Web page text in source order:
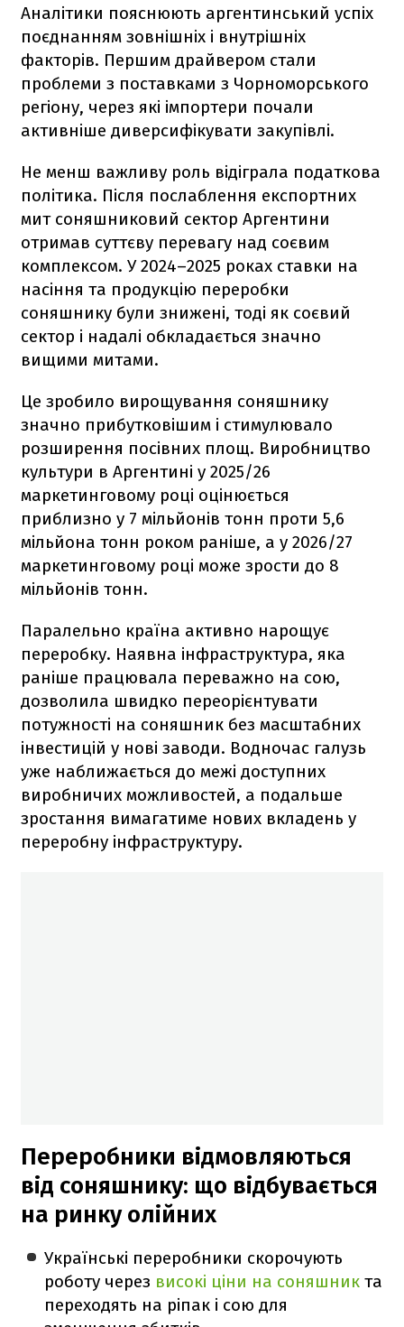
Аналітики пояснюють аргентинський успіх
поєднанням зовнішніх і внутрішніх
факторів. Першим драйвером стали
проблеми з поставками з Чорноморського
регіону, через які імпортери почали
активніше диверсифікувати закупівлі.
Не менш важливу роль відіграла податкова
політика. Після послаблення експортних
мит соняшниковий сектор Аргентини
отримав суттєву перевагу над соєвим
комплексом. У 2024–2025 роках ставки на
насіння та продукцію переробки
соняшнику були знижені, тоді як соєвий
сектор і надалі обкладається значно
вищими митами.
Це зробило вирощування соняшнику
значно прибутковішим і стимулювало
розширення посівних площ. Виробництво
культури в Аргентині у 2025/26
маркетинговому році оцінюється
приблизно у 7 мільйонів тонн проти 5,6
мільйона тонн роком раніше, а у 2026/27
маркетинговому році може зрости до 8
мільйонів тонн.
Паралельно країна активно нарощує
переробку. Наявна інфраструктура, яка
раніше працювала переважно на сою,
дозволила швидко переорієнтувати
потужності на соняшник без масштабних
інвестицій у нові заводи. Водночас галузь
уже наближається до межі доступних
виробничих можливостей, а подальше
зростання вимагатиме нових вкладень у
переробну інфраструктуру.
Переробники відмовляються
від соняшнику: що відбувається
на ринку олійних
Українські переробники скорочують
роботу через високі ціни на соняшник та
переходять на ріпак і сою для